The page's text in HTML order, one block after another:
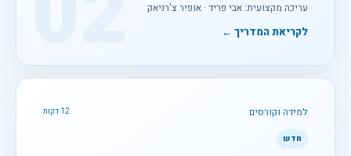
עריכה מקצועית: אבי פריד · אופיר צ'רניאק
לקריאת המדריך ←
למידה וקורסים 12 דקות
חדש